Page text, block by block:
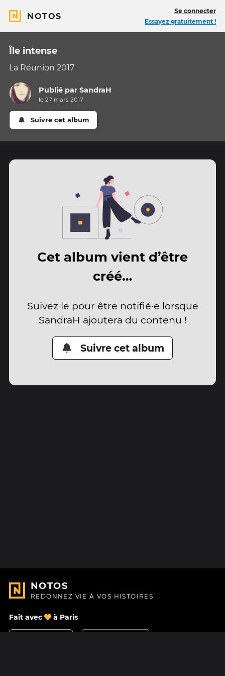
NOTOS
Se connecter
Essayez gratuitement !
Île intense
La Réunion 2017
Publié parSandraH
le 27 mars 2017
Suivre cet album
Cet album vient d’être
créé…
Suivez le pour être notifié·e lorsque
SandraH ajoutera du contenu !
Suivre cet album
NOTOS
REDONNEZ VIE À VOS HISTOIRES
Fait avec à Paris